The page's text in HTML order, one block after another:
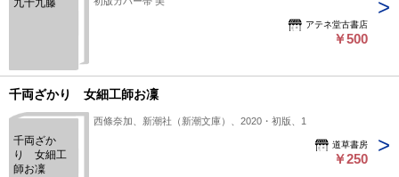
九十九藤
アテネ堂古書店
￥500
千両ざかり 女細工師お凜
千両ざか
り 女細工
師お凜
西條奈加、新潮社（新潮文庫）、2020・初版、1
道草書房
￥250